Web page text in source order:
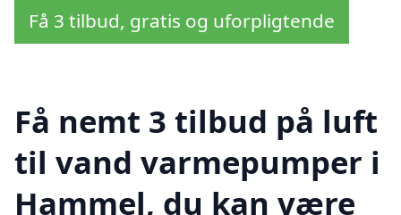
Få 3 tilbud, gratis og uforpligtende
Få nemt 3 tilbud på luft
til vand varmepumper i
Hammel, du kan være